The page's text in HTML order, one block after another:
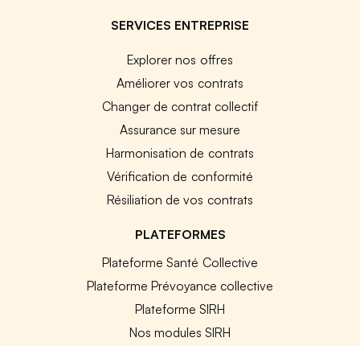
SERVICES ENTREPRISE
Explorer nos offres
Améliorer vos contrats
Changer de contrat collectif
Assurance sur mesure
Harmonisation de contrats
Vérification de conformité
Résiliation de vos contrats
PLATEFORMES
Plateforme Santé Collective
Plateforme Prévoyance collective
Plateforme SIRH
Nos modules SIRH